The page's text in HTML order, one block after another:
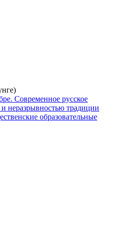
Современное русское
неразрывностью традиции
образовательные